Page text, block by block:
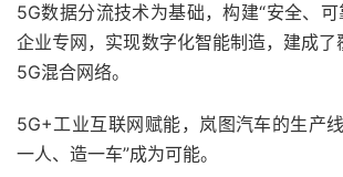
5G数据分流技术为基础，构建“安全、
企业专网，实现数字化智能制造，建成了
5G混合网络。
5G+工业互联网赋能，岚图汽车的生产
一人、造一车”成为可能。